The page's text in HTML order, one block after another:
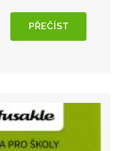
PŘEČÍST